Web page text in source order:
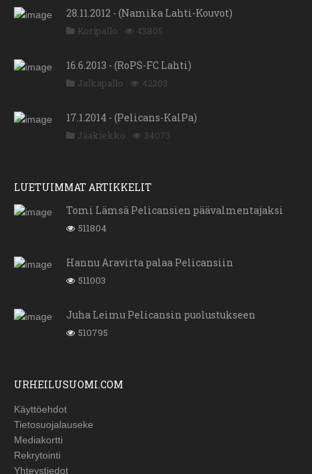
28.11.2012 - (Namika Lahti-Kouvot)
Koripallo 43805
16.6.2013 - (RoPS-FC Lahti)
Jalkapallo 42203
17.1.2014 - (Pelicans-KalPa)
Jääkiekko 34073
LUETUIMMAT ARTIKKELIT
Tomi Lämsä Pelicansien päävalmentajaksi
511804
Hannu Aravirta palaa Pelicansiin
511003
Juha Leimu Pelicansin puolustukseen
510795
URHEILUSUOMI.COM
Käyttöehdot
Tietosuojalauseke
Mediakortti
Rekrytointi
Yhteystiedot